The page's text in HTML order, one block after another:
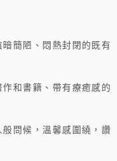
簡陋、悶熱封閉的既有
和書籍、帶有療癒感的
問候，溫馨感圍繞，讚